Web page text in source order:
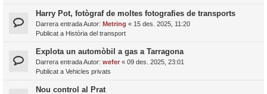
Harry Pot, fotògraf de moltes fotografies de transports
Darrera entrada Autor: Metring « 15 des. 2025, 11:20
Publicat a Història del transport
Explota un automòbil a gas a Tarragona
Darrera entrada Autor: wefer « 09 des. 2025, 23:01
Publicat a Vehicles privats
Nou control al Prat